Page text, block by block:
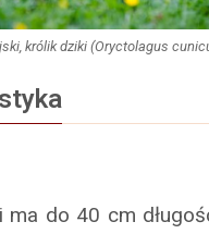
królik dziki (Oryctolagus
ma do 40 cm